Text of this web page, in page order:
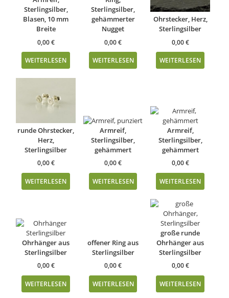
Sterlingsilber,
Blasen, 10 mm
Breite
0,00€
WEITERLESEN
Sterlingsilber,
gehämmerter
Nugget
0,00€
WEITERLESEN
Ohrstecker, Herz,
Sterlingsilber
0,00€
WEITERLESEN
runde Ohrstecker,
Herz,
Sterlingsilber
0,00€
WEITERLESEN
Armreif,
Sterlingsilber,
gehämmert
0,00€
WEITERLESEN
Armreif,
Sterlingsilber,
gehämmert
0,00€
WEITERLESEN
Ohrhänger aus
Sterlingsilber
0,00€
WEITERLESEN
offener Ring aus
Sterlingsilber
0,00€
WEITERLESEN
große runde
Ohrhänger aus
Sterlingsilber
0,00€
WEITERLESEN